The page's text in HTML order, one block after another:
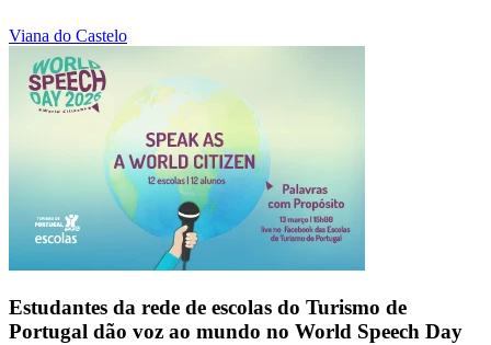
Viana do Castelo
Estudantes da rede de escolas do Turismo de
Portugal dão voz ao mundo no World Speech Day